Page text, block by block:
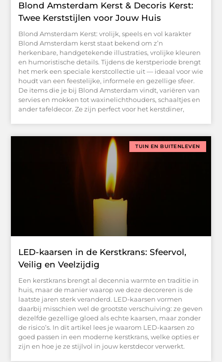
Blond Amsterdam Kerst & Decoris Kerst:
Twee Kerststijlen voor Jouw Huis
Blond Amsterdam Kerst: vrolijk, speels en vol karakter
Blond Amsterdam kerst staat bekend om z’n
herkenbare, handgetekende illustraties, vrolijke kleuren
en humoristische details. Tijdens de kerstperiode brengt
het merk een speciale kerstcollectie uit — ideaal voor wie
houdt van een feestelijke, informele en gezellige sfeer.
De items die je bij Blond Amsterdam vindt, variëren van
servies en mokken tot waxinelichthouders, schaaltjes en
ander tafeldecor. Ze zijn perfect voor het kerstdiner,
TUIN EN BUITENLEVEN
LED-kaarsen in de Kerstkrans: Sfeervol,
Veilig en Veelzijdig
Een kerstkrans brengt al decennia warmte en traditie in
huis, maar de manier waarop we deze decoreren is de
laatste jaren sterk veranderd. LED-kaarsen vormen
daarbij misschien wel de grootste verschuiving: ze geven
dezelfde gezellige gloed als echte kaarsen, maar zonder
de risico’s. In dit artikel lees je waarom LED-kaarsen zo
goed passen in een moderne kerstkrans, welke opties er
zijn en hoe je ze stijlvol in jouw kerstdecor verwerkt.